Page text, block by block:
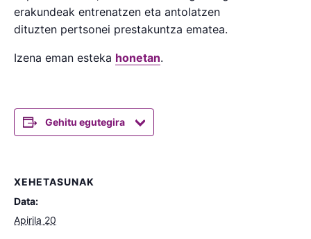
erakundeak entrenatzen eta antolatzen
dituzten pertsonei prestakuntza ematea.
Izena eman esteka honetan.
Gehitu egutegira
XEHETASUNAK
Data:
Apirila 20